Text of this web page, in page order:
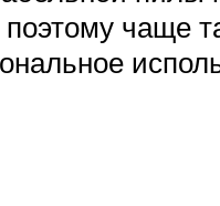
чаще